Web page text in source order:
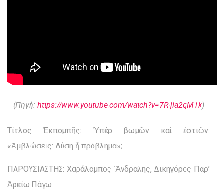
(Πηγή: https://www.youtube.com/watch?v=7R-jla2qM1k)
Τίτλος Ἐκπομπῆς: Ὑπέρ βωμῶν καί ἑστιῶν:
«Ἀμβλώσεις: Λύση ἤ πρόβλημα»;
ΠΑΡΟΥΣΙΑΣΤΗΣ: Χαράλαμπος Ἂνδραλης, Δικηγόρος Παρ’
Ἀρείω Πάγω